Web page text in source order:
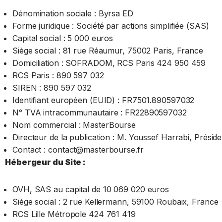
Dénomination sociale : Byrsa ED
Forme juridique : Société par actions simplifiée (SAS)
Capital social : 5 000 euros
Siège social : 81 rue Réaumur, 75002 Paris, France
Domiciliation : SOFRADOM, RCS Paris 424 950 459
RCS Paris : 890 597 032
SIREN : 890 597 032
Identifiant européen (EUID) : FR7501.890597032
N° TVA intracommunautaire : FR22890597032
Nom commercial : MasterBourse
Directeur de la publication : M. Youssef Harrabi,
Contact : contact@masterbourse.fr
Hébergeur du Site :
OVH, SAS au capital de 10 069 020 euros
Siège social : 2 rue Kellermann, 59100 Roubaix, France
RCS Lille Métropole 424 761 419